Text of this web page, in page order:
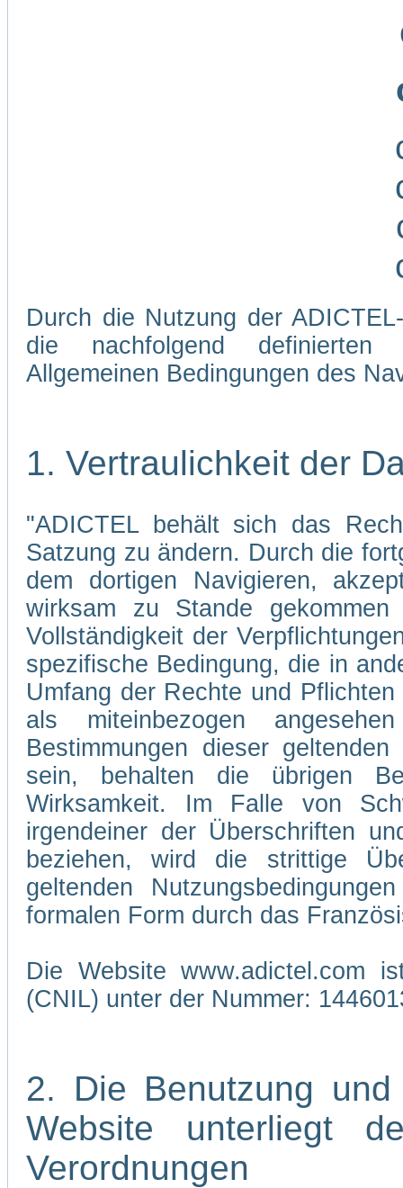
Durch die Nutzung der
die nachfolgend definierten
Allgemeinen Bedingungen des
1. Vertraulichkeit der
"ADICTEL behält sich das
Satzung zu ändern. Durch die
dem dortigen Navigieren,
wirksam zu Stande
Vollständigkeit der
spezifische Bedingung, die in
Umfang der Rechte und
als miteinbezogen
Bestimmungen dieser
sein, behalten die übrigen
Wirksamkeit. Im Falle von
irgendeiner der Überschriften
beziehen, wird die strittige
geltenden
formalen Form durch das
Die Website www.adictel.com
(CNIL) unter der Nummer:
2. Die Benutzung
Website unterliegt
Verordnungen